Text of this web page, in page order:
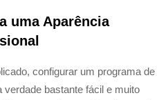
uma Aparência
configurar um programa de
bastante fácil e muito